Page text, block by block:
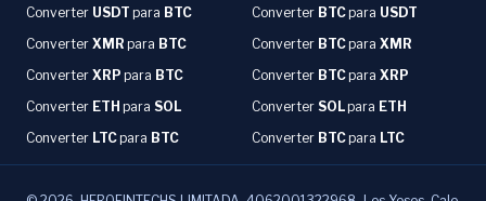
Converter USDT para BTC Converter BTCpara USDT
Converter XMR para BTC Converter BTCpara XMR
Converter XRP para BTC Converter BTCpara XRP
Converter ETH para SOL Converter SOLpara ETH
Converter LTCpara BTC Converter BTCpara LTC